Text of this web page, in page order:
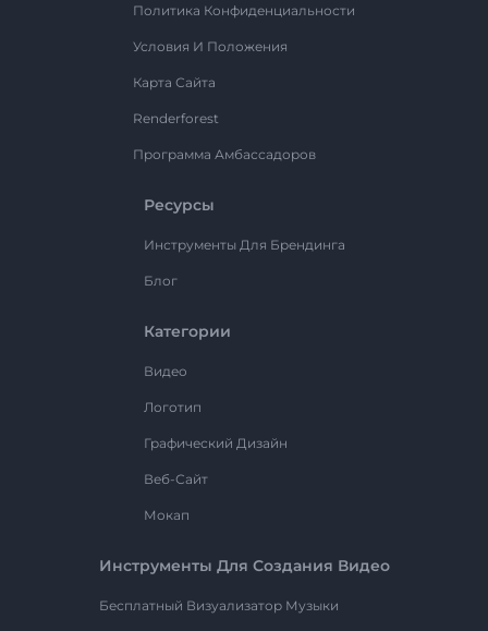
Политика Конфиденциальности
Условия И Положения
Карта Сайта
Renderforest
Программа Амбассадоров
Ресурсы
Инструменты Для Брендинга
Блог
Категории
Видео
Логотип
Графический Дизайн
Веб-Сайт
Мокап
Инструменты Для Создания Видео
Бесплатный Визуализатор Музыки